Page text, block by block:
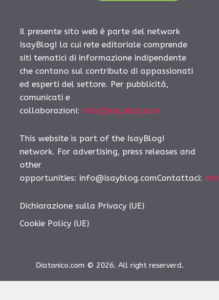
Il presente sito web è parte del network
IsayBlog! la cui rete editoriale comprende
siti tematici di informazione indipendente
che contano sul contributo di appassionati
ed esperti del settore. Per pubblicità,
comunicati e
collaborazioni: info@isayblog.com
This website is part of the IsayBlog!
network. For advertising, press releases and
other
opportunities: info@isayblog.comContattaci:
Dichiarazione sulla Privacy (UE)
Cookie Policy (UE)
Diatonico.com © 2026. All right reserverd.